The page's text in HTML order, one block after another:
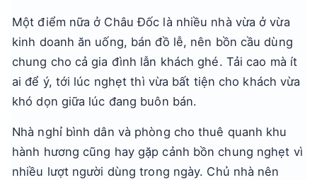
Một điểm nữa ở Châu Đốc là nhiều nhà vừa ở vừa
kinh doanh ăn uống, bán đồ lễ, nên bồn cầu dùng
chung cho cả gia đình lẫn khách ghé. Tải cao mà ít
ai để ý, tới lúc nghẹt thì vừa bất tiện cho khách vừa
khó dọn giữa lúc đang buôn bán.
Nhà nghỉ bình dân và phòng cho thuê quanh khu
hành hương cũng hay gặp cảnh bồn chung nghẹt vì
nhiều lượt người dùng trong ngày. Chủ nhà nên